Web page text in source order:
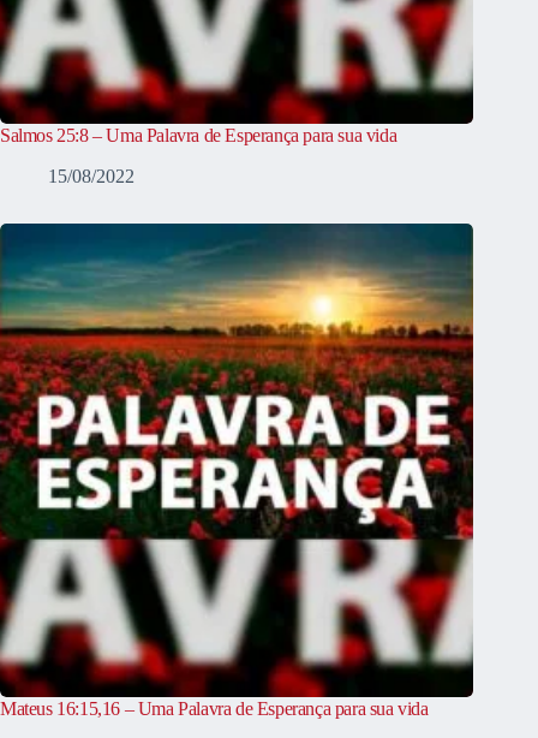
Salmos 25:8 – Uma Palavra de Esperança para sua vida
15/08/2022
Mateus 16:15,16 – Uma Palavra de Esperança para sua vida